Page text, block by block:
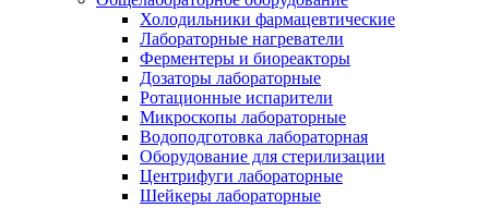
Холодильники фармацевтические
Лабораторные нагреватели
Ферментеры и биореакторы
Дозаторы лабораторные
Ротационные испарители
Микроскопы лабораторные
Водоподготовка лабораторная
Оборудование для стерилизации
Центрифуги лабораторные
Шейкеры лабораторные